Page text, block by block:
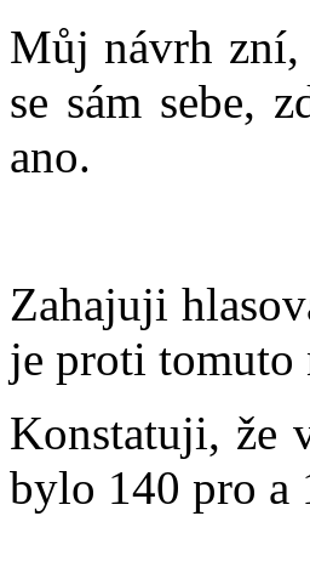
Můj návrh zní,
se sám sebe,
ano.
Zahajuji
je proti tomuto
Konstatuji, že
bylo 140 pro a